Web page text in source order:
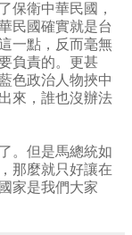
保衛中華民國，
民國確實就是台
一點，反而毫無
負責的。更甚
色政治人物挾中
來，誰也沒辦法
。但是馬總統如
那麼就只好讓在
家是我們大家